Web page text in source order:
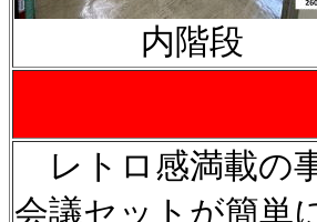
内階段
レトロ感満載の
会議セットが簡単